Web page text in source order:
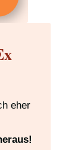
eher